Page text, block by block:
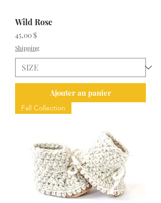
Wild Rose
Prix
45,00 $
Shipping
Ajouter au panier
Fall Collection